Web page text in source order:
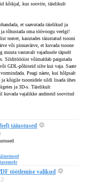
kõikjal, kus soovite, täielikult
et saavutada täielikud ja
tõhustada oma töövoogu veelgi!
teavet, kasutades täiustatud tsooni
või pinnavärve, et kuvada tsoone
muuta vastavalt vajadusele täpselt
Silditööriist võimaldab paigutada
GDL-põhiseid silte kui vaja. Saate
Peagi näete, kui hõlpsalt
ja kõigile tsoonidele sildi lisada ühes
ja 3D-s. Täielikult
kuvada vajalikke andmeid soovitud
täiustused
töötlemise valikud